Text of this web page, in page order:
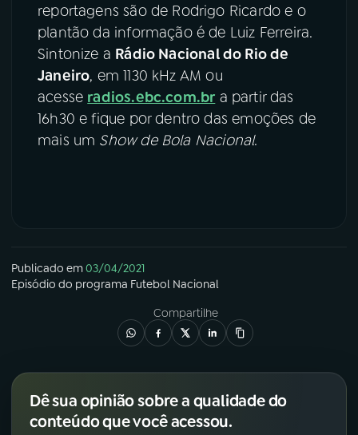
reportagens são de Rodrigo Ricardo e o
plantão da informação é de Luiz Ferreira.
Sintonize a Rádio Nacional do Rio de
Janeiro, em 1130 kHz AM ou
acesse radios.ebc.com.br a partir das
16h30 e fique por dentro das emoções de
mais um Show de Bola Nacional.
Publicado em03/04/2021
Episódio do programa Futebol Nacional
Compartilhe
Dê sua opinião sobre a qualidade do
conteúdo que você acessou.